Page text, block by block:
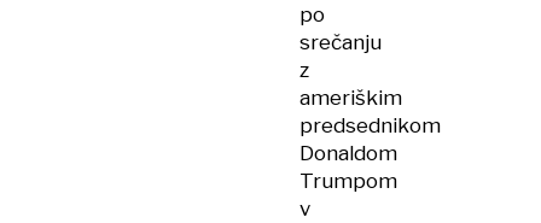
po
srečanju
z
ameriškim
predsednikom
Donaldom
Trumpom
v